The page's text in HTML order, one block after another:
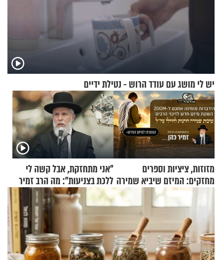
יש לי מושג עם עודד הרוש - נטילת ידיים
מזוזות, ציציות וספרים
מחזקים: המיזם שיביא שמירה
רוחנית לאלפי חיילי צה"ל
"אני מתחזקת, אבל קשה לי
ללכת בצניעות": מה הרב זמיר
כהן המליץ לה לעשות?